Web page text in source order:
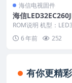
海信电视固件
海信
2）BOM3官方原
电视固件包
ROM说明 机型：
固件版本：（1112）
8... 6 年前 252
有你更精